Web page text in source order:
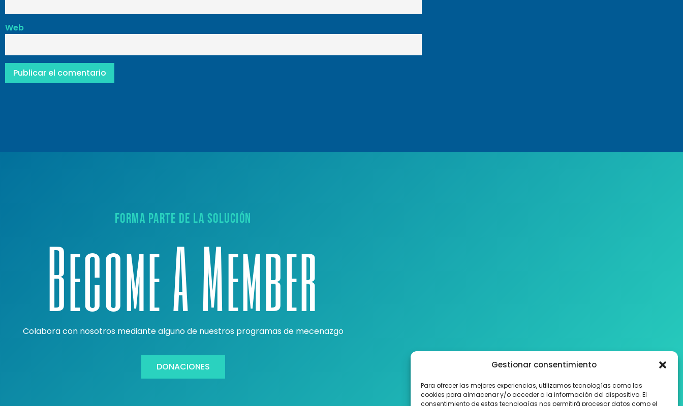
Gestionar consentimiento
Para ofrecer las mejores experiencias, utilizamos tecnologías como las
cookies para almacenar y/o acceder a la información del dispositivo. El
consentimiento de estas tecnologías nos permitirá procesar datos como el
Web
FORMA PARTE DE LA SOLUCIÓN
Become A Member
Colabora con nosotros mediante alguno de nuestros programas de mecenazgo
DONACIONES